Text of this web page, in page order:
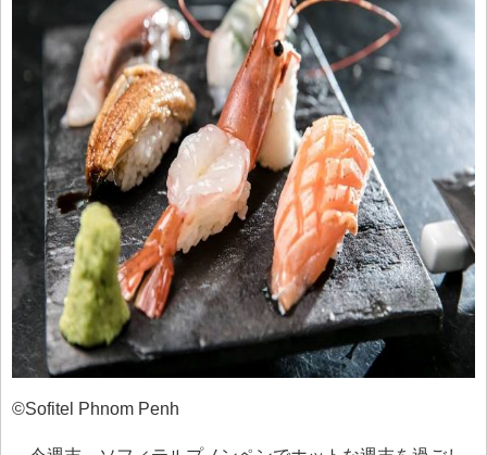
©Sofitel Phnom Penh